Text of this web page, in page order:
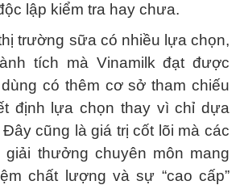
lập kiểm tra hay chưa.
trường sữa có nhiều lựa chọn,
tích mà Vinamilk đạt được
có thêm cơ sở tham chiếu
định lựa chọn thay vì chỉ dựa
cũng là giá trị cốt lõi mà các
thưởng chuyên môn mang
chất lượng và sự “cao cấp”